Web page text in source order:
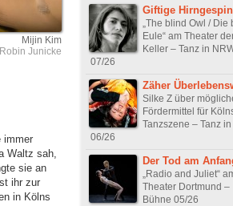
Mijin Kim
Junicke
immer
Waltz sah,
sie an
ihr zur
in Kölns
Giftige
„The blind Owl / Die
Eule“ am Theater
Keller – Tanz in
07/26
Zäher
Silke Z über
Fördermittel für
Tanzszene – Tanz
06/26
Der Tod am
„Radio and Juliet“
Theater Dortmund –
Bühne 05/26